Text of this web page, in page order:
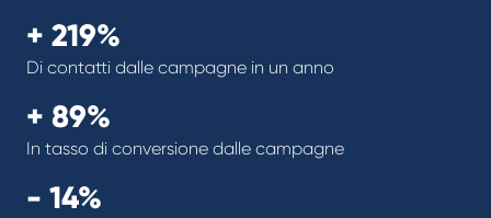
+ 219%
Di contatti dalle campagne in un anno
+ 89%
In tasso di conversione dalle campagne
- 14%